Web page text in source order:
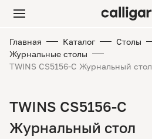
Главная Каталог
Столы
Журнальные столы
TWINS CS5156-C Журнальный стол
TWINS CS5156-C
Журнальный стол